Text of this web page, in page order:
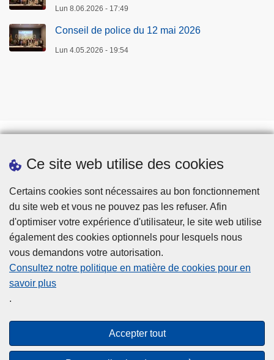
Ce site web utilise des cookies
Certains cookies sont nécessaires au bon fonctionnement
du site web et vous ne pouvez pas les refuser. Afin
d'optimiser votre expérience d'utilisateur, le site web utilise
également des cookies optionnels pour lesquels nous
vous demandons votre autorisation.
Consultez notre politique en matière de cookies pour en
savoir plus
.
Accepter tout
Lun 8.06.2026 - 17:49
Conseil de police du 12 mai 2026
Lun 4.05.2026 - 19:54
Téléchargements
Presse
Accessibilité